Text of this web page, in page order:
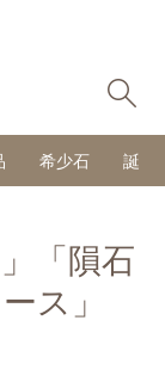
希少石 誕生
「隕石
ス」